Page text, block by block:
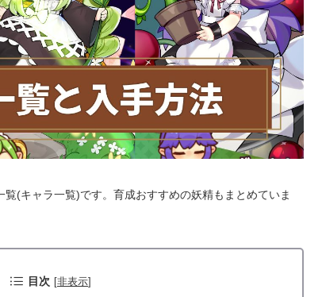
(キャラ一覧)です。育成おすすめの妖精もまとめていま
目次 [非表示]